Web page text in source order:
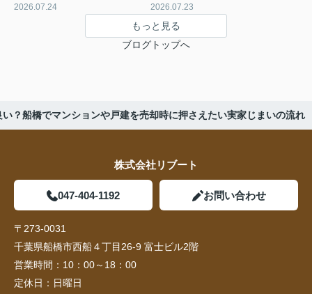
2026.07.24 2026.07.23
もっと見る
ブログトップへ
？船橋でマンションや戸建を売却時に押さえたい実家じまいの流れ
株式会社リブート
047-404-1192 お問い合わせ
〒273-0031
千葉県船橋市西船４丁目26-9 富士ビル2階
営業時間： 10：00～18：00
定休日： 日曜日